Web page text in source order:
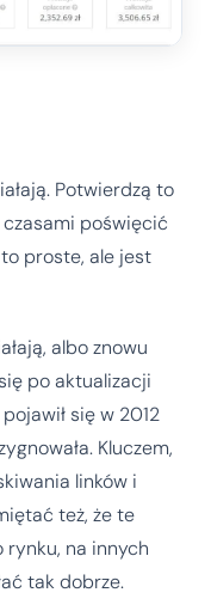
Potwierdzą to
poświęcić
proste, ale jest
albo znowu
po aktualizacji
się w 2012
Kluczem,
linków i
też, że te
rynku, na innych
tak dobrze.